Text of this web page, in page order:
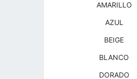
AMARILLO
AZUL
BEIGE
BLANCO
DORADO